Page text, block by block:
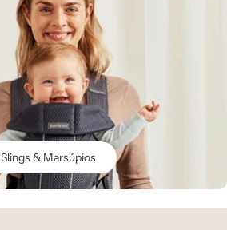
Slings & Marsúpios